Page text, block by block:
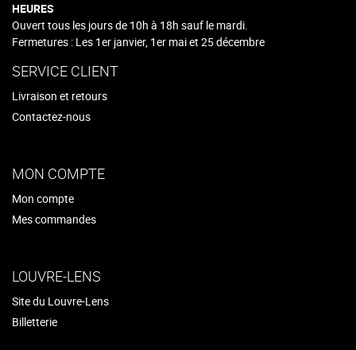
HEURES
Ouvert tous les jours de 10h à 18h sauf le mardi.
Fermetures : Les 1er janvier, 1er mai et 25 décembre
SERVICE CLIENT
Livraison et retours
Contactez-nous
MON COMPTE
Mon compte
Mes commandes
LOUVRE-LENS
Site du Louvre-Lens
Billetterie